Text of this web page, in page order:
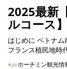
2025最新
ルコース
メと街歩
はじめに ベトナム南部の中心都市ホーチミンは、グルメの宝庫。
フランス植民地時
同居するコンパ
ホーチミン観光情